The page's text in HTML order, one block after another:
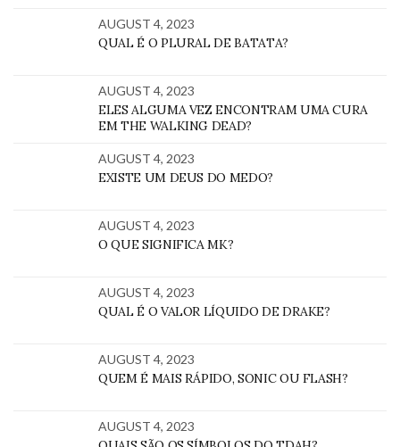
AUGUST 4, 2023
QUAL É O PLURAL DE BATATA?
AUGUST 4, 2023
ELES ALGUMA VEZ ENCONTRAM UMA CURA
EM THE WALKING DEAD?
AUGUST 4, 2023
EXISTE UM DEUS DO MEDO?
AUGUST 4, 2023
O QUE SIGNIFICA MK?
AUGUST 4, 2023
QUAL É O VALOR LÍQUIDO DE DRAKE?
AUGUST 4, 2023
QUEM É MAIS RÁPIDO, SONIC OU FLASH?
AUGUST 4, 2023